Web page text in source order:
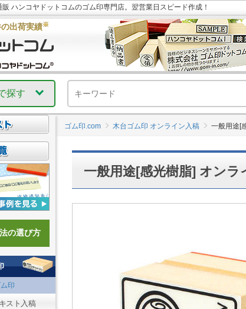
ハンコヤドットコムのゴム印専門店。翌営業日スピード作成！
出荷実績※
探す
ゴム印.com 木台ゴム印 オンライン入稿 一般用途[
一般用途[感光樹脂] オン
の選び方
印
スト入稿